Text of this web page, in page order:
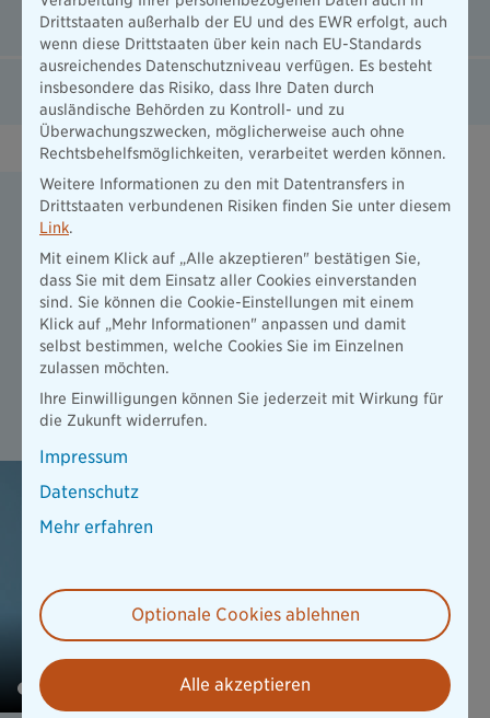
Unfallversicherung ExistenzBudget
Rechtsschutz
Vorsorgebudget: Eine Versicherung, die
mit anpackt.
Schützen Sie Ihr Zuhause aktiv mit dem Vorsorgebudget
der PrimeHome-Police.
Alle 3 Jahre erhalten Sie einen Zuschuss für präventive
Maßnahmen zur Schadensverhütung und für mehr
Sicherheit. Das Budget können Sie bei Abschluss einer
Hausrat-, Wohngebäude- oder Unfallversicherung nutzen.
Mehr zum Vorsorgebudget erfahren
Drittstaaten außerhalb der EU und des EWR erfolgt, auch
wenn diese Drittstaaten über kein nach EU-Standards
ausreichendes Datenschutzniveau verfügen. Es besteht
insbesondere das Risiko, dass Ihre Daten durch
ausländische Behörden zu Kontroll- und zu
Überwachungszwecken, möglicherweise auch ohne
Rechtsbehelfsmöglichkeiten, verarbeitet werden können.
Weitere Informationen zu den mit Datentransfers in
Drittstaaten verbundenen Risiken finden Sie unter diesem
Link.
Mit einem Klick auf „Alle akzeptieren" bestätigen Sie,
dass Sie mit dem Einsatz aller Cookies einverstanden
sind. Sie können die Cookie-Einstellungen mit einem
Klick auf „Mehr Informationen" anpassen und damit
selbst bestimmen, welche Cookies Sie im Einzelnen
zulassen möchten.
Ihre Einwilligungen können Sie jederzeit mit Wirkung für
die Zukunft widerrufen.
Impressum
Datenschutz
Mehr erfahren
Optionale Cookies ablehnen
Alle akzeptieren